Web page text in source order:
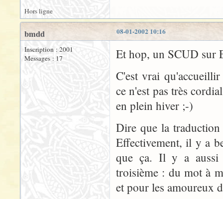
Hors ligne
08-01-2002 10:16
bmdd
Inscription : 2001
Messages : 17
Et hop, un SCUD sur
C'est vrai
ce n'est pas très
en plein hiver ;-)
Dire que la traduction
Effectivement, il y a
que ça. Il y a aussi
troisième : du mot à
et pour les amoureux